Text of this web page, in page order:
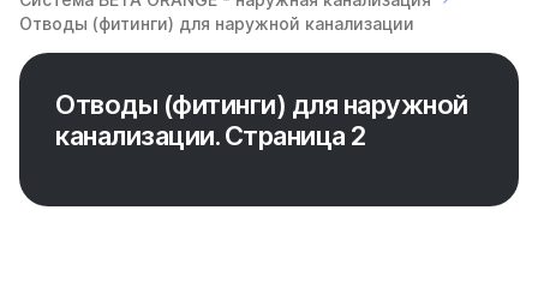
Отводы (фитинги) для наружной канализации
Отводы (фитинги) для наружной
канализации. Страница 2